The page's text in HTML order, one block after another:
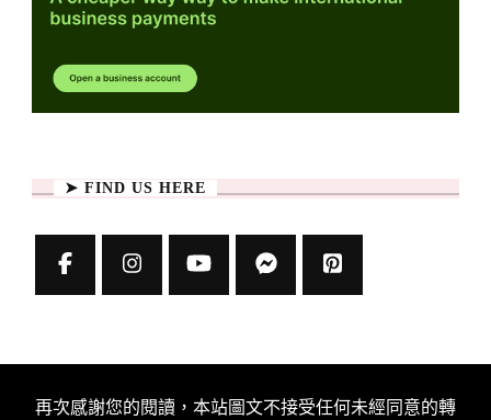
➤ FIND US HERE
再次感謝您的閱讀，本站圖文不接受任何未經同意的轉